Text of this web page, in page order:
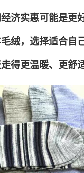
济实惠可能是更
绒，选择适合自
得更温暖、更舒适